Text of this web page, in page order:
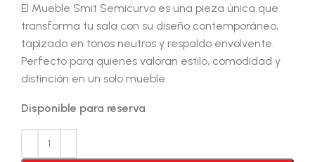
original
era:
RD$90,000.00.
actual
es:
RD$47,595.00.
El Mueble Smit Semicurvo es una pieza única que
transforma tu sala con su diseño contemporáneo,
tapizado en tonos neutros y respaldo envolvente.
Perfecto para quienes valoran estilo, comodidad y
distinción en un solo mueble.
Disponible para reserva